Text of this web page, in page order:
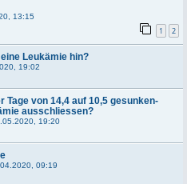
13:15
1 2
Leukämie hin?
19:02
Tage von 14,4 auf 10,5 gesunken-
ausschliessen?
19:20
09:19